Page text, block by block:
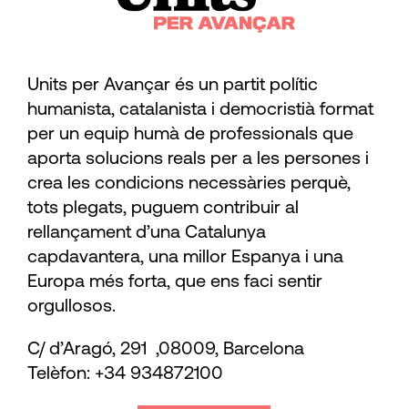
Units per Avançar és un partit polític
humanista, catalanista i democristià format
per un equip humà de professionals que
aporta solucions reals per a les persones i
crea les condicions necessàries perquè,
tots plegats, puguem contribuir al
rellançament d’una Catalunya
capdavantera, una millor Espanya i una
Europa més forta, que ens faci sentir
orgullosos.
C/ d’Aragó, 291 ,08009, Barcelona
Telèfon: +34 934872100